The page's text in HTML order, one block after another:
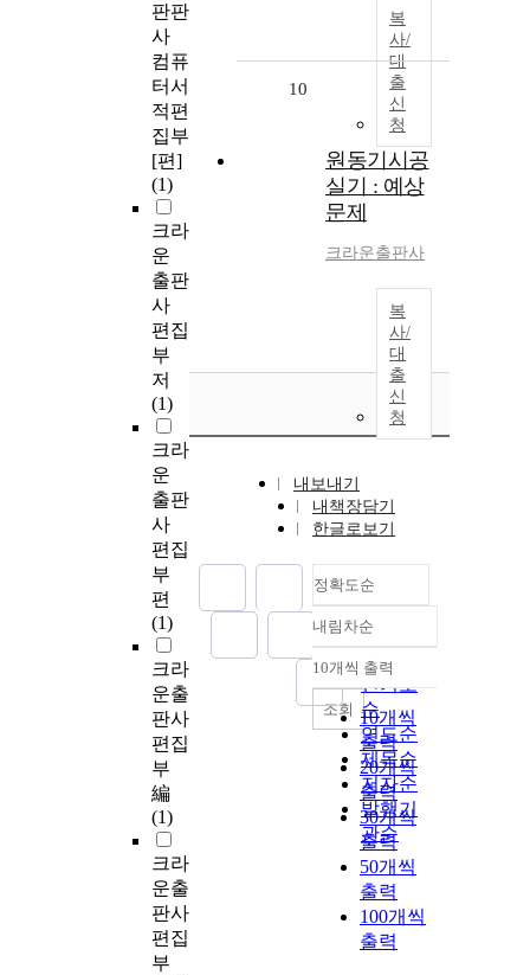
판판
사
컴퓨
터서
적편
집부
[편]
(1)
크라
운
출판
사
편집
부
저
(1)
크라
운
출판
사
편집
부
편
(1)
크라
운출
판사
편집
부
編
(1)
크라
운출
판사
편집
부
복
사/
대
출
신
청
10
원동기시공
실기 : 예상
문제
크라운출판사
복
사/
대
출
신
청
내보내기
내책장담기
한글로보기
정확도순
정확도
순
인기도
순
연도순
제목순
저자순
발행기
관순
내림차순
내림차순
10개씩 출력
10개씩
출력
20개씩
출력
30개씩
출력
50개씩
출력
100개씩
출력
조회